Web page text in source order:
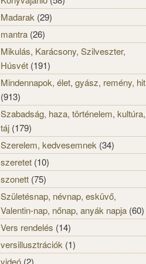
Madarak (29)
mantra (26)
Mikulás, Karácsony, Szilveszter,
Húsvét (191)
Mindennapok, élet, gyász, remény, hit
(913)
Szabadság, haza, történelem, kultúra,
táj (179)
Szerelem, kedvesemnek (34)
szeretet (10)
szonett (75)
Születésnap, névnap, esküvő,
Valentin-nap, nőnap, anyák napja (60)
Vers rendelés (14)
versillusztrációk (1)
videó (2)